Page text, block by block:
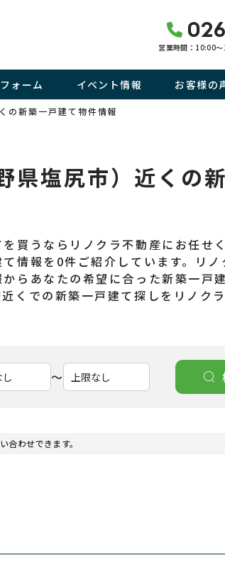
営業時間：10:00
ォーム イベント情報 お客様の
の新築一戸建て物件情報
県塩尻市）近くの
買うならリノクラ不動産にお任せ
情報を0件ご紹介しています。リ
らあなたの希望に合った新築一戸
くでの新築一戸建て探しをリノク
〜
合わせできます。